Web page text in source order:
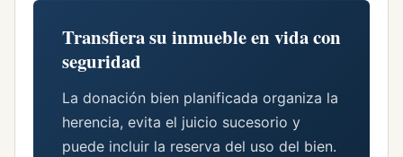
Transfiera su inmueble en vida con
seguridad
La donación bien planificada organiza la
herencia, evita el juicio sucesorio y
puede incluir la reserva del uso del bien.